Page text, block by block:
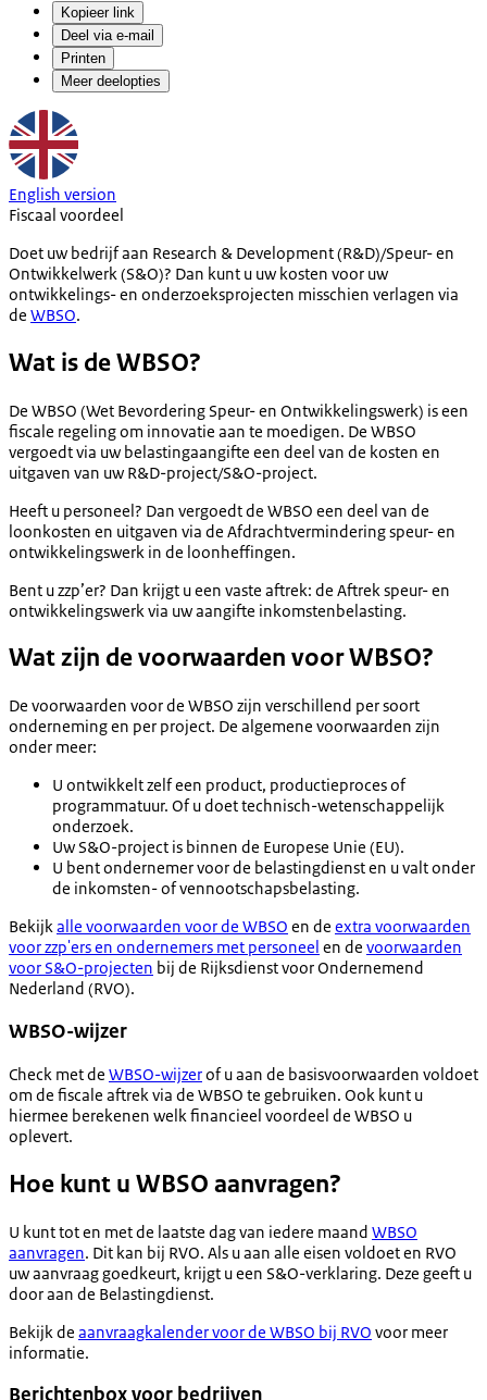
Kopieer link
Deel via e-mail
Printen
Meer deelopties
English version
Fiscaal voordeel
Doet uw bedrijf aan Research & Development (R&D)/Speur- en
Ontwikkelwerk (S&O)? Dan kunt u uw kosten voor uw
ontwikkelings- en onderzoeksprojecten misschien verlagen via
de WBSO.
Wat is de WBSO?
De WBSO (Wet Bevordering Speur- en Ontwikkelingswerk) is een
fiscale regeling om innovatie aan te moedigen. De WBSO
vergoedt via uw belastingaangifte een deel van de kosten en
uitgaven van uw R&D-project/S&O-project.
Heeft u personeel? Dan vergoedt de WBSO een deel van de
loonkosten en uitgaven via de Afdrachtvermindering speur- en
ontwikkelingswerk in de loonheffingen.
Bent u zzp’er? Dan krijgt u een vaste aftrek: de Aftrek speur- en
ontwikkelingswerk via uw aangifte inkomstenbelasting.
Wat zijn de voorwaarden voor WBSO?
De voorwaarden voor de WBSO zijn verschillend per soort
onderneming en per project. De algemene voorwaarden zijn
onder meer:
U ontwikkelt zelf een product, productieproces of
programmatuur. Of u doet technisch-wetenschappelijk
onderzoek.
Uw S&O-project is binnen de Europese Unie (EU).
U bent ondernemer voor de belastingdienst en u valt onder
de inkomsten- of vennootschapsbelasting.
Bekijkalle voorwaarden voor de WBSO en de extra voorwaarden
voor zzp'ers en ondernemers met personeel en de voorwaarden
voor S&O-projecten bij de Rijksdienst voor Ondernemend
Nederland (RVO).
WBSO-wijzer
Check met de WBSO-wijzerof u aan de basisvoorwaarden voldoet
om de fiscale aftrek via de WBSO te gebruiken. Ook kunt u
hiermee berekenen welk financieel voordeel de WBSO u
oplevert.
Hoe kunt u WBSO aanvragen?
U kunt tot en met de laatste dag van iedere maand WBSO
aanvragen. Dit kan bij RVO. Als u aan alle eisen voldoet en RVO
uw aanvraag goedkeurt, krijgt u een S&O-verklaring. Deze geeft u
door aan de Belastingdienst.
Bekijk de aanvraagkalender voor de WBSO bij RVO voor meer
informatie.
Berichtenbox voor bedrijven